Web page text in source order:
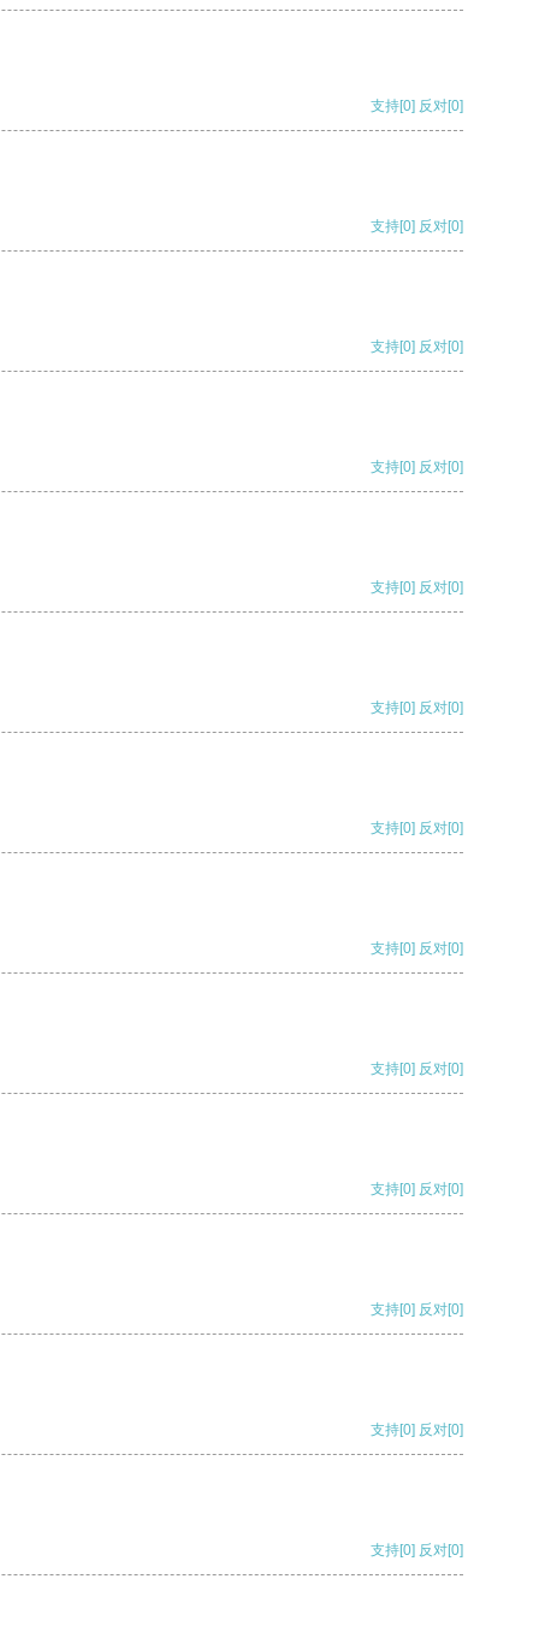
支持[0] 反对[0]
支持[0] 反对[0]
支持[0] 反对[0]
支持[0] 反对[0]
支持[0] 反对[0]
支持[0] 反对[0]
支持[0] 反对[0]
支持[0] 反对[0]
支持[0] 反对[0]
支持[0] 反对[0]
支持[0] 反对[0]
支持[0] 反对[0]
支持[0] 反对[0]